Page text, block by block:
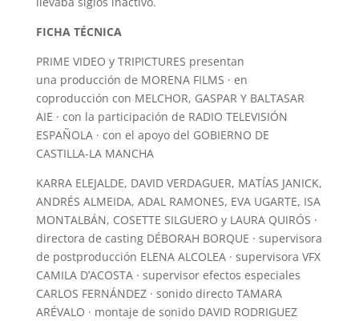
FICHA TÉCNICA
PRIME VIDEO y TRIPICTURES presentan
una producción de MORENA FILMS · en
coproducción con MELCHOR, GASPAR Y BALTASAR
AIE · con la participación de RADIO TELEVISIÓN
ESPAÑOLA · con el apoyo del GOBIERNO DE
CASTILLA-LA MANCHA
KARRA ELEJALDE, DAVID VERDAGUER, MATÍAS JANICK,
ANDRÉS ALMEIDA, ADAL RAMONES, EVA UGARTE, ISA
MONTALBÁN, COSETTE SILGUERO y LAURA QUIRÓS ·
directora de casting DÉBORAH BORQUE · supervisora
de postproducción ELENA ALCOLEA · supervisora VFX
CAMILA D’ACOSTA · supervisor efectos especiales
CARLOS FERNÁNDEZ · sonido directo TAMARA
ARÉVALO · montaje de sonido DAVID RODRIGUEZ